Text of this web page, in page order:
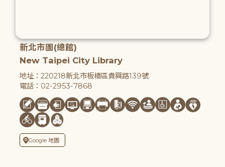
新北市圖(總館)
New Taipei City Library
地址：220218新北市板橋區貴興路139號
電話：02-2953-7868
Google 地圖